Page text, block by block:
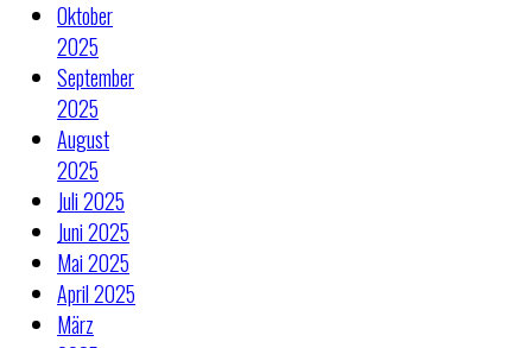
Oktober
2025
September
2025
August
2025
Juli 2025
Juni 2025
Mai 2025
April 2025
März